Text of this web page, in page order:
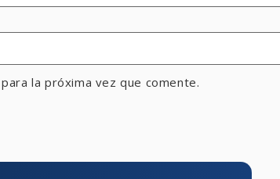
la próxima vez que comente.